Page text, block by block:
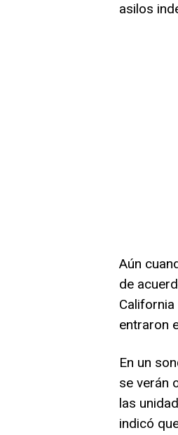
asilos
Aún
de
entraron
En un
se verán
las
indicó